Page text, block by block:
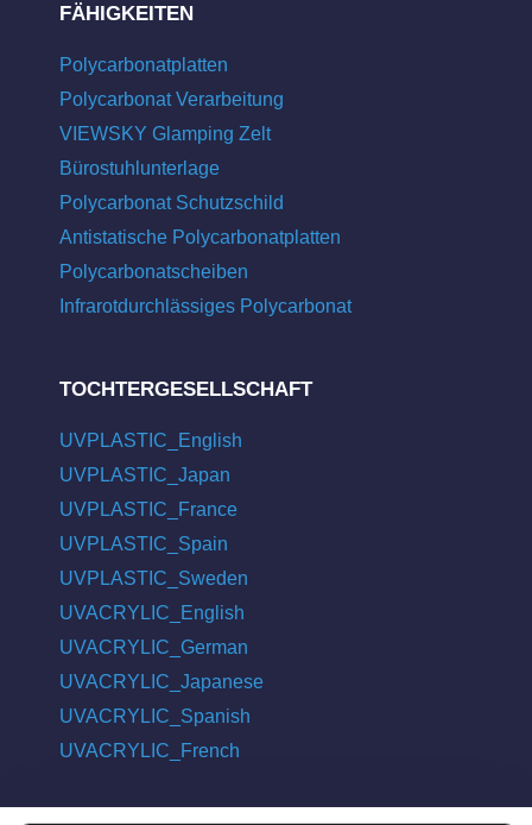
FÄHIGKEITEN
Polycarbonatplatten
Polycarbonat Verarbeitung
VIEWSKY Glamping Zelt
Bürostuhlunterlage
Polycarbonat Schutzschild
Antistatische Polycarbonatplatten
Polycarbonatscheiben
Infrarotdurchlässiges Polycarbonat
TOCHTERGESELLSCHAFT
UVPLASTIC_English
UVPLASTIC_Japan
UVPLASTIC_France
UVPLASTIC_Spain
UVPLASTIC_Sweden
UVACRYLIC_English
UVACRYLIC_German
UVACRYLIC_Japanese
UVACRYLIC_Spanish
UVACRYLIC_French